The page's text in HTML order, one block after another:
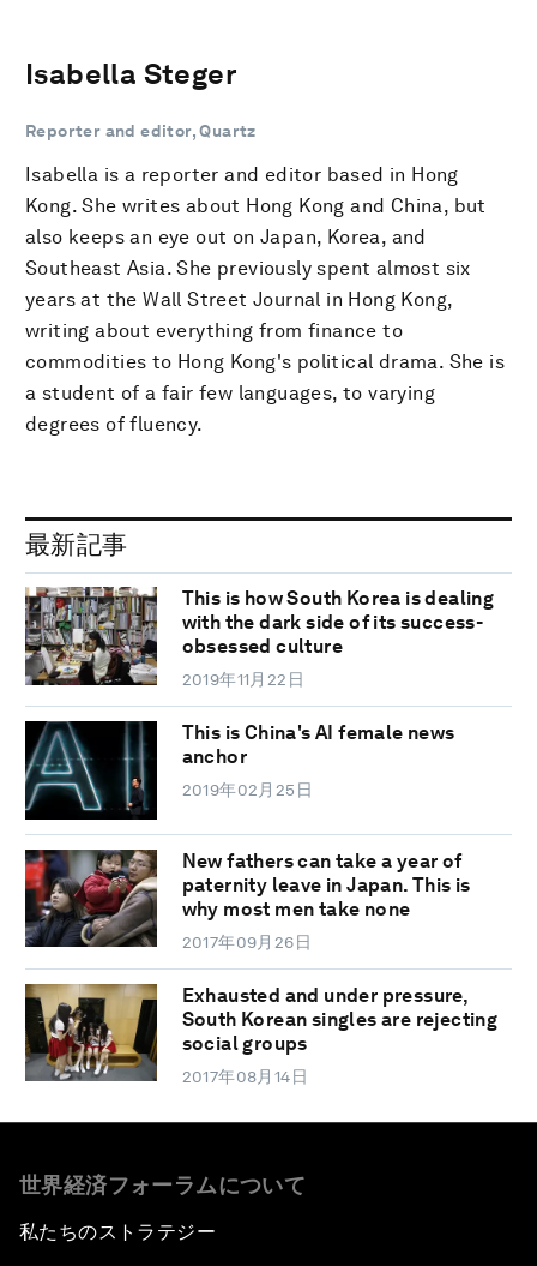
Isabella Steger
Reporter and editor, Quartz
Isabella is a reporter and editor based in Hong
Kong. She writes about Hong Kong and China, but
also keeps an eye out on Japan, Korea, and
Southeast Asia. She previously spent almost six
years at the Wall Street Journal in Hong Kong,
writing about everything from finance to
commodities to Hong Kong's political drama. She is
a student of a fair few languages, to varying
degrees of fluency.
最新記事
This is how South Korea is dealing
with the dark side of its success-
obsessed culture
2019年11月22日
This is China's AI female news
anchor
2019年02月25日
New fathers can take a year of
paternity leave in Japan. This is
why most men take none
2017年09月26日
Exhausted and under pressure,
South Korean singles are rejecting
social groups
2017年08月14日
世界経済フォーラムについて
私たちのストラテジー